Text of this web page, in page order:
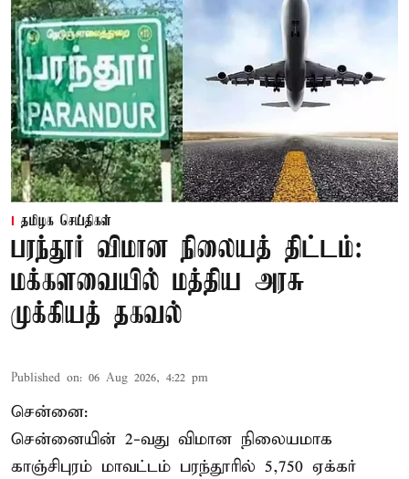
தமிழக செய்திகள்
பரந்தூர் விமான நிலையத் திட்டம்:
மக்களவையில் மத்திய அரசு
முக்கியத் தகவல்
Published on: 06 Aug 2026, 4:22 pm
சென்னை:
சென்னையின் 2-வது விமான நிலையமாக
காஞ்சிபுரம் மாவட்டம் பரந்தூரில் 5,750 ஏக்கர்